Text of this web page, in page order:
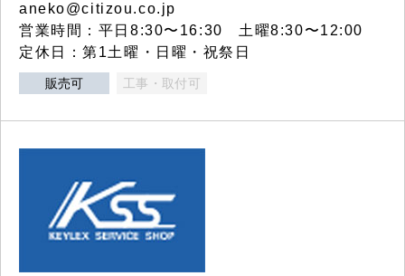
aneko@citizou.co.jp
営業時間：平日8:30〜16:30 土曜8:30〜12:00
定休日：第1土曜・日曜・祝祭日
販売可 工事・取付可